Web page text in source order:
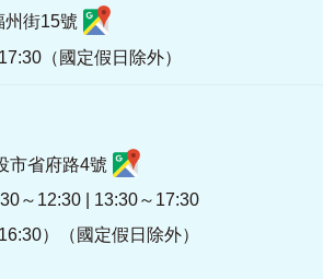
州街15號
（國定假日除外）
市省府路4號
～12:30 | 13:30～17:30
）（國定假日除外）